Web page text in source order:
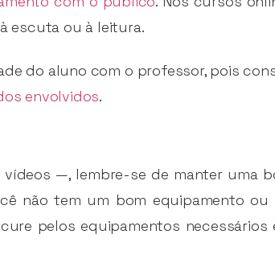
escuta ou à leitura.
do aluno com o professor, pois
envolvidos.
—, lembre-se de manter uma
não tem um bom equipamento ou
pelos equipamentos necessários